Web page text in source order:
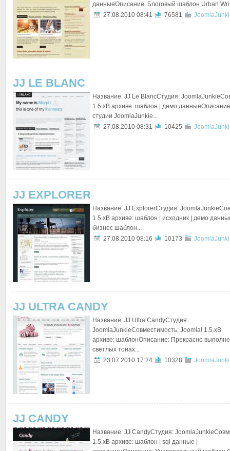
данныеОписание: Блоговый шаблон Urban
27.08.2010 08:41
76581
JJ LE BLANC
Название: JJ Le BlancСтудия:
1.5.xВ архиве: шаблон | демо
студии JoomlaJunkie...
27.08.2010 08:31
10425
JJ EXPLORER
Название: JJ ExplorerСтудия:
1.5.xВ архиве: шаблон | исходник | демо
бизнес шаблон...
27.08.2010 08:16
10173
JJ ULTRA CANDY
Название: JJ Ultra CandyСтудия:
JoomlaJunkieСовместимость: Joomla! 1.5.xВ
архиве: шаблонОписание: Прекрасно
светлых тонах...
23.07.2010 17:24
10328
JJ CANDY
Название: JJ CandyСтудия:
1.5.xВ архиве: шаблон | sql данные |